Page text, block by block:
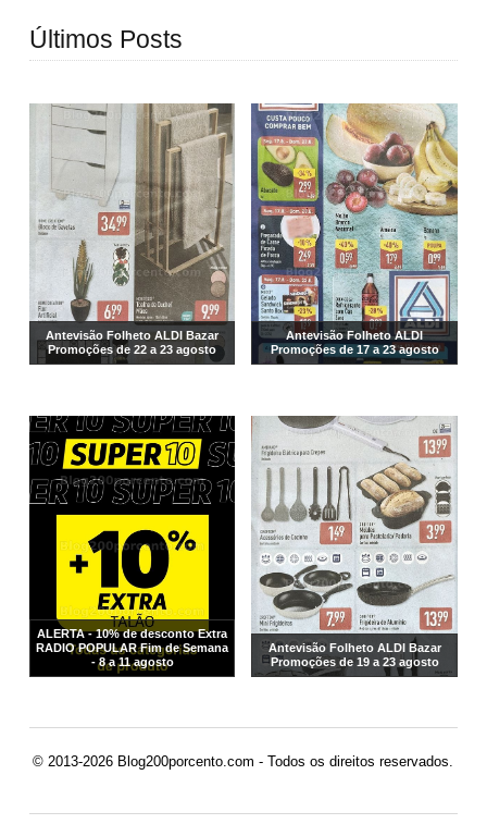
Últimos Posts
Antevisão Folheto ALDI Bazar
Promoções de 22 a 23 agosto
Antevisão Folheto ALDI
Promoções de 17 a 23 agosto
ALERTA - 10% de desconto Extra
RADIO POPULAR Fim de Semana
- 8 a 11 agosto
Antevisão Folheto ALDI Bazar
Promoções de 19 a 23 agosto
© 2013-2026 Blog200porcento.com - Todos os direitos reservados.